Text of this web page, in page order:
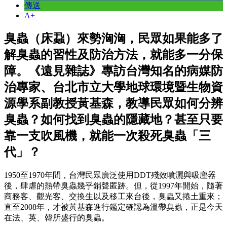
傳送
A+
臭蟲（床蝨）來勢洶洶，民眾如果能多了
解臭蟲的習性及防治方法，就能多一分保
障。《遠見雜誌》專訪台灣知名的病媒防
治專家、台北市立大學地球環境暨生物資
源學系副教授黃基森，教導民眾如何分辨
臭蟲？如何找到臭蟲的隱藏地？甚至只要
靠一支吹風機，就能一次殺死臭蟲「三
代」？
1950至1970年間，台灣民眾廣泛使用DDT殘效噴灑與吸塵器
後，肆虐的熱帶臭蟲幾乎銷聲匿跡。但，從1997年開始，隨著
商務客、觀光客、交換生以及移工來台後，臭蟲又捲土重來；
直至2008年，才被黃基森進行鑑定確認為溫帶臭蟲，正是今天
在法、英、韓所盛行的臭蟲。